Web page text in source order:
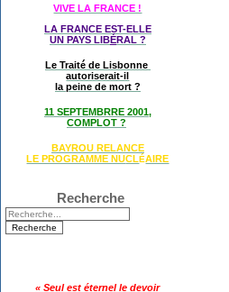
VIVE LA FRANCE !
LA FRANCE EST-ELLE
UN PAYS LIBÉRAL ?
Le Traité de Lisbonne
autoriserait-il
la peine de mort ?
11 SEPTEMBRRE 2001,
COMPLOT ?
BAYROU RELANCE
LE PROGRAMME NUCLÉAIRE
Recherche
« Seul est éternel le devoir